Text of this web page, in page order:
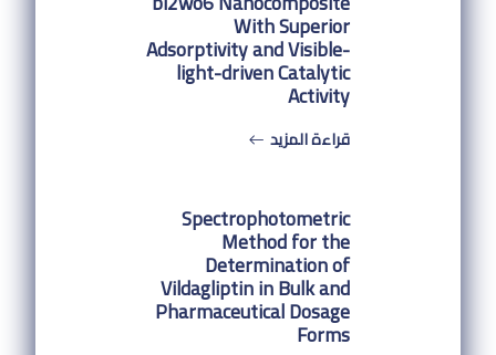
With Superior
Adsorptivity and Visible-
light-driven Catalytic
Activity
قراءة المزيد
Spectrophotometric
Method for the
Determination of
Vildagliptin in Bulk and
Pharmaceutical Dosage
Forms